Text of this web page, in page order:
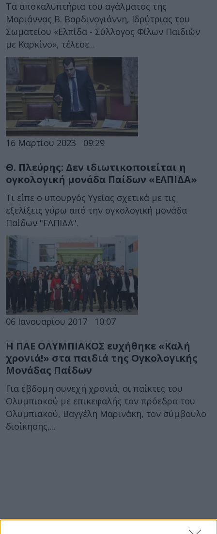
Τα αποκαλυπτήρια του αγάλματος της
Μαριάννας Β. Βαρδινογιάννη, Ιδρύτριας του
Σωματείου «Ελπίδα - Σύλλογος Φίλων Παιδιών
με Καρκίνο», τέλεσε...
16 Μαρτίου 2023 09:29
Θ. Πλεύρης: Δεν ιδιωτικοποιείται η
ογκολογική μονάδα Παίδων «ΕΛΠΙΔΑ»
Τι είπε ο υπουργός Υγείας σχετικά με τις
εξελίξεις γύρω από την ογκολογική μονάδα
Παίδων "ΕΛΠΙΔΑ".
06 Ιανουαρίου 2017 10:07
Η ΠΑΕ ΟΛΥΜΠΙΑΚΟΣ ευχήθηκε «Καλή
χρονιά!» στα παιδιά της Ογκολογικής
Μονάδας Παίδων
Για έβδομη συνεχή χρονιά, οι παίκτες του
Ολυμπιακού με επικεφαλής τον πρόεδρο του
Ολυμπιακού, Βαγγέλη Μαρινάκη, τον σύμβουλο
διοίκησης,...